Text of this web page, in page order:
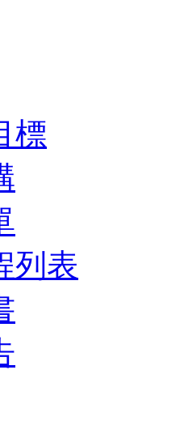
標
列表